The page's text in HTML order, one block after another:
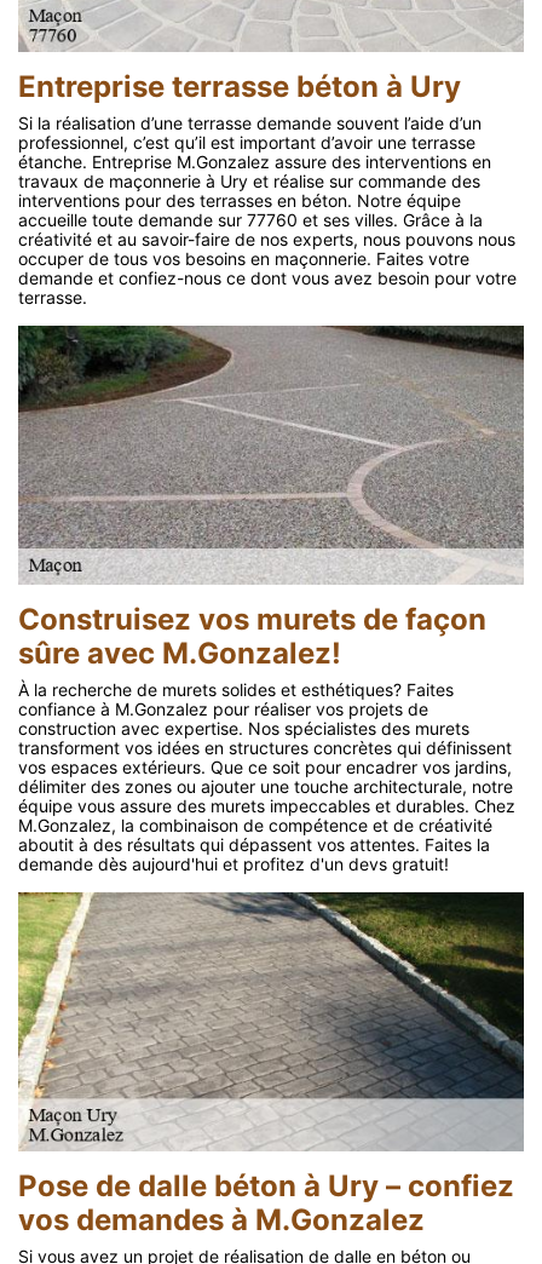
Entreprise terrasse béton à Ury
Si la réalisation d’une terrasse demande souvent l’aide d’un
professionnel, c’est qu’il est important d’avoir une terrasse
étanche. Entreprise M.Gonzalez assure des interventions en
travaux de maçonnerie à Ury et réalise sur commande des
interventions pour des terrasses en béton. Notre équipe
accueille toute demande sur 77760 et ses villes. Grâce à la
créativité et au savoir-faire de nos experts, nous pouvons nous
occuper de tous vos besoins en maçonnerie. Faites votre
demande et confiez-nous ce dont vous avez besoin pour votre
terrasse.
Construisez vos murets de façon
sûre avec M.Gonzalez!
À la recherche de murets solides et esthétiques? Faites
confiance à M.Gonzalez pour réaliser vos projets de
construction avec expertise. Nos spécialistes des murets
transforment vos idées en structures concrètes qui définissent
vos espaces extérieurs. Que ce soit pour encadrer vos jardins,
délimiter des zones ou ajouter une touche architecturale, notre
équipe vous assure des murets impeccables et durables. Chez
M.Gonzalez, la combinaison de compétence et de créativité
aboutit à des résultats qui dépassent vos attentes. Faites la
demande dès aujourd'hui et profitez d'un devs gratuit!
Pose de dalle béton à Ury – confiez
vos demandes à M.Gonzalez
Si vous avez un projet de réalisation de dalle en béton ou